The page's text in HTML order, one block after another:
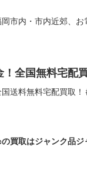
市内・市内近郊、
全国無料宅配
送料無料宅配買取
買取はジャンク品ジ